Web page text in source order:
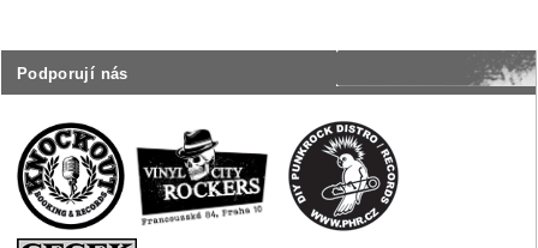
Podporují nás